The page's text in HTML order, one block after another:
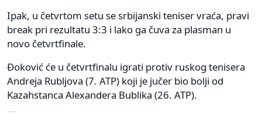
Ipak, u četvrtom setu se srbijanski teniser vraća, pravi
break pri rezultatu 3:3 i lako ga čuva za plasman u
novo četvrtfinale.
Đoković će u četvrtfinalu igrati protiv ruskog tenisera
Andreja Rubljova (7. ATP) koji je jučer bio bolji od
Kazahstanca Alexandera Bublika (26. ATP).